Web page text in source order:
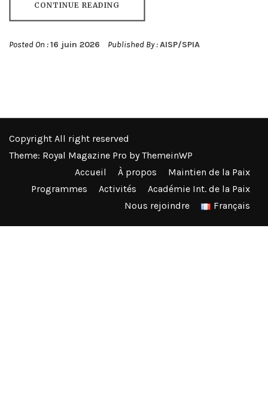
CONTINUE READING
Posted On :16 juin 2026 Published By :AISP/SPIA
Copyright All right reserved
Theme: Royal Magazine Pro byThemeinWP
Accueil
À propos
Maintien de la Paix
Programmes
Activités
Académie Int. de la Paix
Nous rejoindre
Français